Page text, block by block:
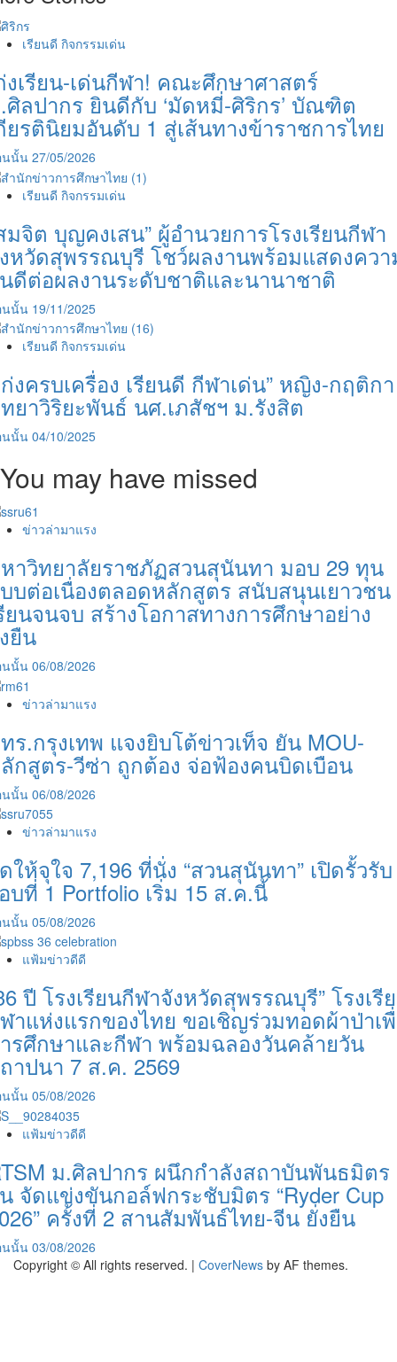
เรียนดี กิจกรรมเด่น
งเรียน-เด่นกีฬา! คณะศึกษาศาสตร์
ศิลปากร ยินดีกับ ‘มัดหมี่-ศิริกร’ บัณฑิต
ยรตินิยมอันดับ 1 สู่เส้นทางข้าราชการไทย
นนั้น 27/05/2026
เรียนดี กิจกรรมเด่น
มจิต บุญคงเสน” ผู้อำนวยการโรงเรียนกีฬา
หวัดสุพรรณบุรี โชว์ผลงานพร้อมแสดงคว
ดีต่อผลงานระดับชาติและนานาชาติ
นนั้น 19/11/2025
เรียนดี กิจกรรมเด่น
ก่งครบเครื่อง เรียนดี กีฬาเด่น” หญิง-กฤติกา
ยาวิริยะพันธ์ นศ.เภสัชฯ ม.รังสิต
นนั้น 04/10/2025
You may have missed
ข่าวล่ามาแรง
าวิทยาลัยราชภัฏสวนสุนันทา มอบ 29 ทุน
บต่อเนื่องตลอดหลักสูตร สนับสนุนเยาวชน
ยนจนจบ สร้างโอกาสทางการศึกษาอย่าง
ยืน
นนั้น 06/08/2026
ข่าวล่ามาแรง
ร.กรุงเทพ แจงยิบโต้ข่าวเท็จ ยัน MOU-
กสูตร-วีซ่า ถูกต้อง จ่อฟ้องคนบิดเบือน
นนั้น 06/08/2026
ข่าวล่ามาแรง
ให้จุใจ 7,196 ที่นั่ง “สวนสุนันทา” เปิดรั้วรับ
บที่ 1 Portfolio เริ่ม 15 ส.ค.นี้
นนั้น 05/08/2026
แฟ้มข่าวดีดี
ปี โรงเรียนกีฬาจังหวัดสุพรรณบุรี” โรงเรี
าแห่งแรกของไทย ขอเชิญร่วมทอดผ้าป่าเ
รศึกษาและกีฬา พร้อมฉลองวันคล้ายวัน
าปนา 7 ส.ค. 2569
นนั้น 05/08/2026
แฟ้มข่าวดีดี
ม.ศิลปากร ผนึกกำลังสถาบันพันธมิตร
จัดแข่งขันกอล์ฟกระชับมิตร “Ryder Cup
ครั้งที่ 2 สานสัมพันธ์ไทย-จีน ยั่งยืน
นนั้น 03/08/2026
Copyright © All rights reserved. | CoverNews by AF themes.